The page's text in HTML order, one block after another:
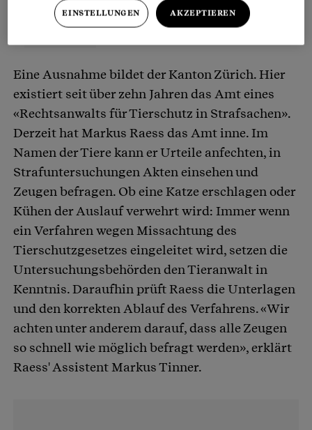
Eine Ausnahme bildet der Kanton Zürich. Hier
existiert seit über zehn Jahren das Amt eines
«Rechtsanwalts für Tierschutz in Strafsachen».
Derzeit hat Markus Raess das Amt inne. Im
Namen der Tiere kann er Urteile anfechten, in
Strafuntersuchungen Akten einsehen und
Zeugen befragen. Ob eine Katze erschlagen oder
Kühen der Auslauf verwehrt wird: Immer wenn
ein Verfahren wegen Missachtung des
Tierschutzgesetzes eingeleitet wird, setzen die
Untersuchungsbehörden den Tieranwalt in
Kenntnis. Daraufhin prüft Raess die Unterlagen
und den korrekten Ablauf des Verfahrens. «Wir
achten unter anderem darauf, dass alle Zeugen
so schnell wie möglich befragt werden», erklärt
Raess' Assistent Markus Tinner.
EINSTELLUNGEN AKZEPTIEREN